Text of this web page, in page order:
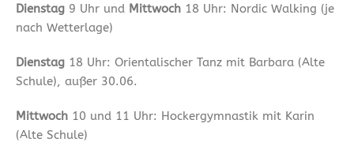
Dienstag 9 Uhr und Mittwoch 18 Uhr: Nordic Walking (je
nach Wetterlage)
Dienstag 18 Uhr: Orientalischer Tanz mit Barbara (Alte
Schule), außer 30.06.
Mittwoch 10 und 11 Uhr: Hockergymnastik mit Karin
(Alte Schule)